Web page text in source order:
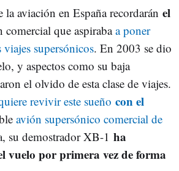
la aviación en España recordarán el
comercial que aspirabaa poner
viajes supersónicos. En 2003 se dio
y aspectos como su baja
el olvido de esta clase de viajes.
revivir este sueño con el
avión supersónico comercial de
su demostrador XB-1 ha
vuelo por primera vez de forma